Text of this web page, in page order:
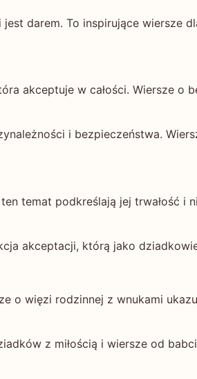
darem. To inspirujące wiersze
akceptuje w całości. Wiersze o
i bezpieczeństwa.
temat podkreślają jej trwałość i
akceptacji, którą jako
o więzi rodzinnej z wnukami
z miłością i wiersze od babci